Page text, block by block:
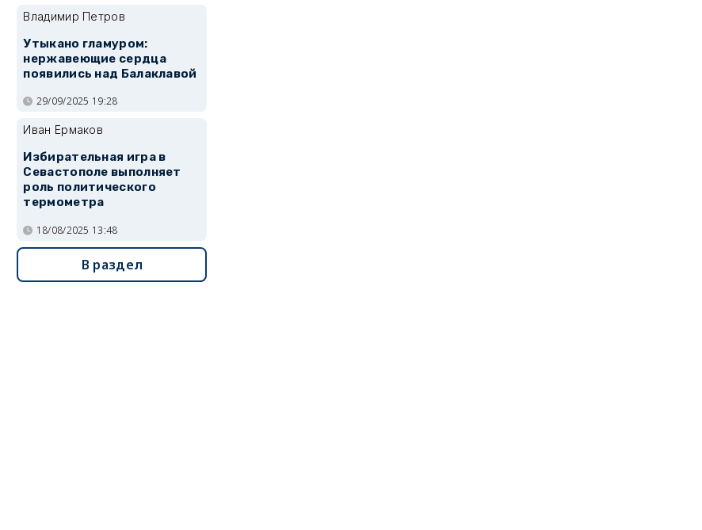
Владимир Петров
Утыкано гламуром:
нержавеющие сердца
появились над Балаклавой
29/09/2025 19:28
Иван Ермаков
Избирательная игра в
Севастополе выполняет
роль политического
термометра
18/08/2025 13:48
В раздел